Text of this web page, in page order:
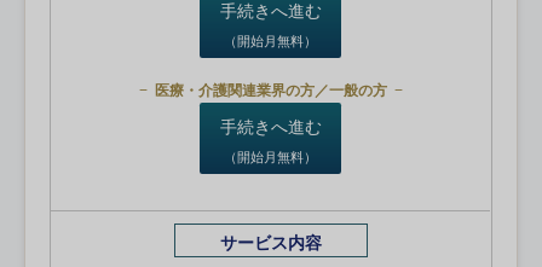
手続きへ進む
（開始月無料）
医療・介護関連業界の方／一般の方
手続きへ進む
（開始月無料）
サービス内容